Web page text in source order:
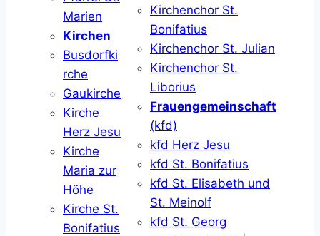
Marien
Kirchen
Busdorfki
rche
Gaukirche
Kirche
Herz Jesu
Kirche
Maria zur
Höhe
Kirche St.
Bonifatius
Kirchenchor St.
Bonifatius
Kirchenchor St. Julian
Kirchenchor St.
Liborius
Frauengemeinschaft
(kfd)
kfd Herz Jesu
kfd St. Bonifatius
kfd St. Elisabeth und
St. Meinolf
kfd St. Georg